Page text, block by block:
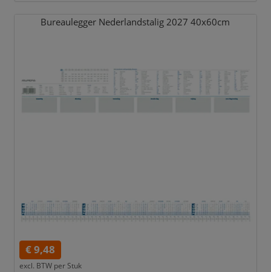
Bureaulegger Nederlandstalig 2027 40x60cm
€ 9,48
excl. BTW per Stuk